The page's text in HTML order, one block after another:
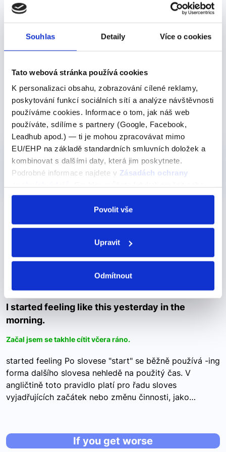
Souhlas Detaily Více o cookies
Tato webová stránka používá cookies
K personalizaci obsahu, zobrazování cílené reklamy,
poskytování funkcí sociálních sítí a analýze návštěvnosti
používáme cookies. Informace o tom, jak náš web
používáte, sdílíme s partnery (Google, Facebook,
Leadhub apod.) — ti je mohou zpracovávat mimo
EU/EHP na základě standardních smluvních doložek a
kombinovat s dalšími daty, která jim poskytnete.
Podrobné informace najdete v Zásadách ochrany
odvolat v nastavení cookies, případně se obrátit na
Povolit vše
Upravit
Odmítnout
Talk to you later
Význam: Promluvíme si později.
zaneprázdněný. Promluvíme si později.)
Produkty, kde výraz nebo frázi učíme
Online kurz - Angličtina od nuly
Další výrazy nebo fráze v této kategorii našeho
I started feeling like this yesterday in the
morning.
Začal jsem se takhle cítit včera ráno.
started feeling Po slovese "start" se běžně používá -ing
forma dalšího slovesa nehledě na použitý čas. V
angličtině toto pravidlo platí pro řadu sloves
vyjadřujících začátek nebo změnu činnosti, jako…
If you get worse